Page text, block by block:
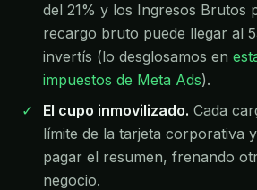
del 21% y los Ingresos Brutos
recargo bruto puede llegar al
invertís (lo desglosamos en
impuestos de Meta Ads).
El cupo inmovilizado. Cada
límite de la tarjeta corporativa
pagar el resumen, frenando
negocio.